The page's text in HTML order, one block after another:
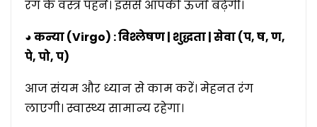
रंग के वस्त्र पहनें। इससे आपकी ऊर्जा बढ़ेगी।
◕ कन्या (Virgo) : विश्लेषण | शुद्धता | सेवा (प, ष, ण,
पे, पो, प)
आज संयम और ध्यान से काम करें। मेहनत रंग
लाएगी। स्वास्थ्य सामान्य रहेगा।